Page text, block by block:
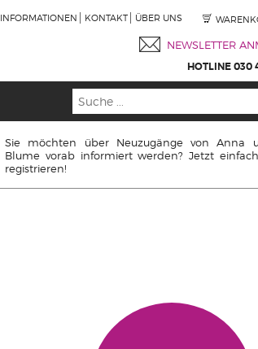
INFORMATIONEN KONTAKT ÜBER UNS
NEWSLETTER
HOTLINE 030
Sie möchten über Neuzugänge von Anna
Blume vorab informiert werden? Jetzt
registrieren!